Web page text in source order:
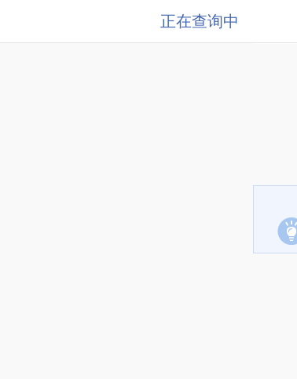
正在查询中